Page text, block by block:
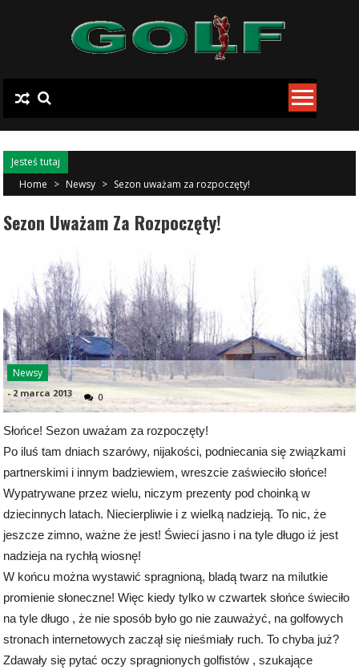
Jesteś tutaj
Home > Newsy > Sezon uważam za rozpoczęty!
Sezon Uważam Za Rozpoczęty!
Newsy
-2 marca 2013 0
Słońce! Sezon uważam za rozpoczęty!
Po iluś tam dniach szarówy, nijakości, podniecania się związkami
partnerskimi i innym badziewiem, wreszcie zaświeciło słońce!
Wypatrywane przez wielu, niczym prezenty pod choinką w
dziecinnych latach. Niecierpliwie i z wielką nadzieją. To nic, że
jeszcze zimno, ważne że jest! Świeci jasno i na tyle długo iż jest
nadzieja na rychłą wiosnę!
W końcu można wystawić spragnioną, bladą twarz na milutkie
promienie słoneczne! Więc kiedy tylko w czwartek słońce świeciło
na tyle długo , że nie sposób było go nie zauważyć, na golfowych
stronach internetowych zaczął się nieśmiały ruch. To chyba już?
Zdawały się pytać oczy spragnionych golfistów , szukające